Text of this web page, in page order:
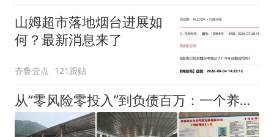
山姆超市落地烟台进展如
何？最新消息来了
齐鲁壹点 121跟贴
从“零风险零投入”到负债百万：一个养牛项目崩盘后，谁该为农户的贷款买单丨红星调查